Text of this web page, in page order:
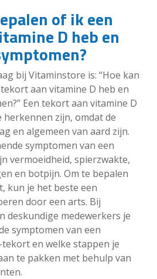
of ik een
D heb en
bij Vitaminstore is: “Hoe kan
aan vitamine D heb en
Een tekort aan vitamine D
herkennen zijn, omdat de
en algemeen van aard zijn.
symptomen van een
vermoeidheid, spierzwakte,
en botpijn. Om te bepalen
kun je het beste een
door een arts. Bij
deskundige medewerkers je
symptomen van een
en welke stappen je
te pakken met behulp van